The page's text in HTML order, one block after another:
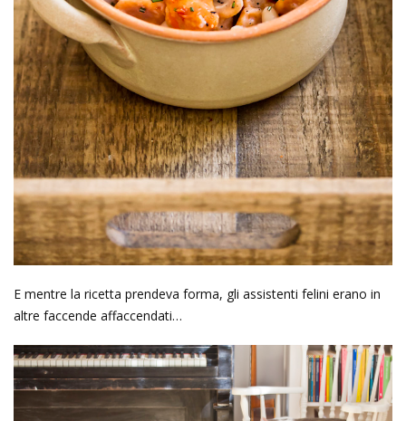
E mentre la ricetta prendeva forma, gli assistenti felini erano in
altre faccende affaccendati…